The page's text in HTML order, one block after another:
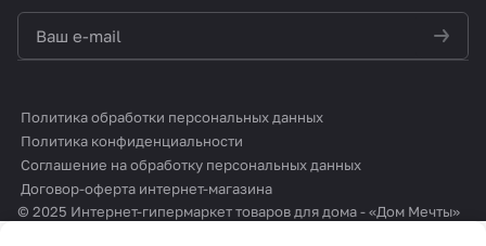
Политика обработки персональных данных
Политика конфиденциальности
Соглашение на обработку персональных данных
Договор-оферта интернет-магазина
© 2025 Интернет-гипермаркет товаров для дома - «Дом Мечты»